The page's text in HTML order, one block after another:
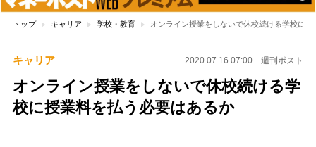
トップ キャリア 学校・教育 オンライン授業をしないで休校続ける学校に
キャリア 2020.07.16 07:00 週刊ポスト
オンライン授業をしないで休校続ける学
校に授業料を払う必要はあるか